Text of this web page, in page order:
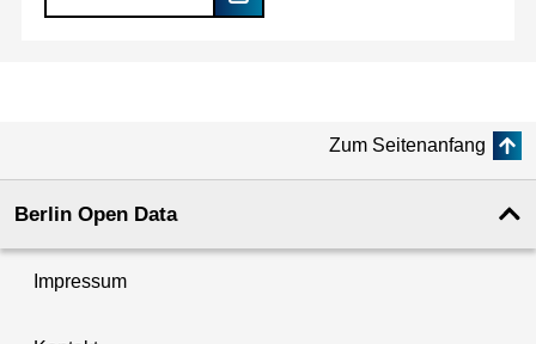
Zum Seitenanfang
Berlin Open Data
Impressum